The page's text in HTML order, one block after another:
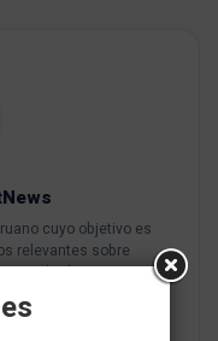
cuyo objetivo es
relevantes sobre
tecnología y negocios
su crecimiento.